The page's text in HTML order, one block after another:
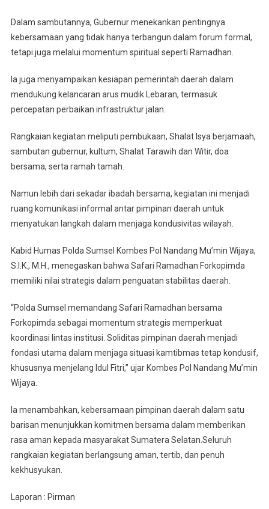
Dalam sambutannya, Gubernur menekankan pentingnya
kebersamaan yang tidak hanya terbangun dalam forum formal,
tetapi juga melalui momentum spiritual seperti Ramadhan.
Ia juga menyampaikan kesiapan pemerintah daerah dalam
mendukung kelancaran arus mudik Lebaran, termasuk
percepatan perbaikan infrastruktur jalan.
Rangkaian kegiatan meliputi pembukaan, Shalat Isya berjamaah,
sambutan gubernur, kultum, Shalat Tarawih dan Witir, doa
bersama, serta ramah tamah.
Namun lebih dari sekadar ibadah bersama, kegiatan ini menjadi
ruang komunikasi informal antar pimpinan daerah untuk
menyatukan langkah dalam menjaga kondusivitas wilayah.
Kabid Humas Polda Sumsel Kombes Pol Nandang Mu’min Wijaya,
S.I.K., M.H., menegaskan bahwa Safari Ramadhan Forkopimda
memiliki nilai strategis dalam penguatan stabilitas daerah.
“Polda Sumsel memandang Safari Ramadhan bersama
Forkopimda sebagai momentum strategis memperkuat
koordinasi lintas institusi. Soliditas pimpinan daerah menjadi
fondasi utama dalam menjaga situasi kamtibmas tetap kondusif,
khususnya menjelang Idul Fitri,” ujar Kombes Pol Nandang Mu’min
Wijaya.
Ia menambahkan, kebersamaan pimpinan daerah dalam satu
barisan menunjukkan komitmen bersama dalam memberikan
rasa aman kepada masyarakat Sumatera Selatan.Seluruh
rangkaian kegiatan berlangsung aman, tertib, dan penuh
kekhusyukan.
Laporan : Pirman